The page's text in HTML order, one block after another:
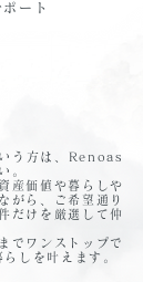
ート
う方は、Renoas
。
産価値や暮らしや
がら、ご希望通り
だけを厳選して仲
でワンストップで
しを叶えます。